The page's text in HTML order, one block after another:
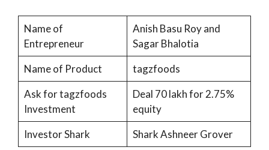
Name of
Entrepreneur
Anish Basu Roy and
Sagar Bhalotia
Name of Product
tagzfoods
Ask for tagzfoods
Investment
Deal 70 lakh for 2.75%
equity
Investor Shark
Shark Ashneer Grover